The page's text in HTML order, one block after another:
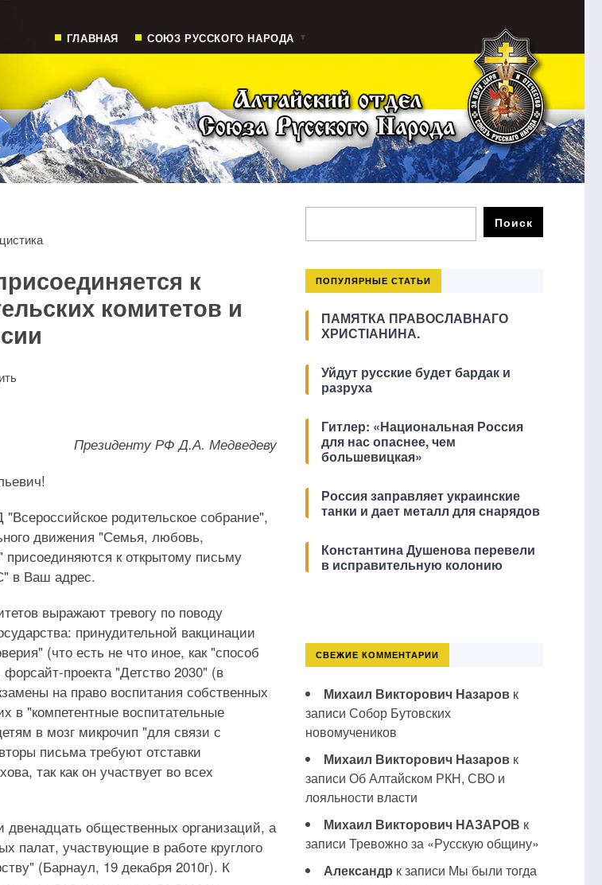
ГЛАВНАЯ СОЮЗ РУССКОГО НАРОДА
к
комитетов и
Президенту РФ Д.А. Медведеву
родительское собрание",
движения "Семья, любовь,
к открытому письму
в Ваш адрес.
выражают тревогу по поводу
принудительной вакцинации
(что есть не что иное, как "способ
проекта "Детство 2030" (в
на право воспитания собственных
в "компетентные воспитательные
в мозг микрочип "для связи с
письма требуют отставки
так как он участвует во всех
общественных организаций, а
палат, участвующие в работе круглого
(Барнаул, 19 декабря 2010г). К
ПОПУЛЯРНЫЕ СТАТЬИ
ПАМЯТКА ПРАВОСЛАВНАГО
ХРИСТІАНИНА.
Уйдут русские будет бардак и
разруха
Гитлер: «Национальная Россия
для нас опаснее, чем
большевицкая»
Россия заправляет украинские
танки и дает металл для снарядов
Константина Душенова перевели
в исправительную колонию
СВЕЖИЕ КОММЕНТАРИИ
Михаил Викторович Назаровк
записи Собор Бутовских
новомучеников
Михаил Викторович Назаровк
записи Об Алтайском РКН, СВО и
лояльности власти
Михаил Викторович НАЗАРОВ к
записи Тревожно за «Русскую общину»
Александр к записи Мы были тогда